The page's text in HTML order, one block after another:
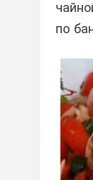
по